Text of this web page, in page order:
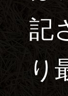
記
り